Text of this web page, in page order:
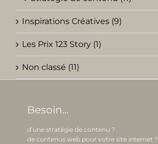
Inspirations Créatives (9)
Les Prix 123 Story (1)
Non classé (11)
Besoin...
d’une stratégie de contenu ?
de contenus web pour votre site internet ?